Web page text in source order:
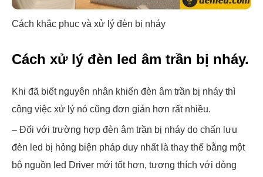
Cách khắc phục và xử lý đèn bị nháy
Cách xử lý đèn led âm trần bị nháy.
Khi đã biết nguyên nhân khiến đèn âm trần bị nháy thì
công việc xử lý nó cũng đơn giản hơn rất nhiều.
– Đối với trường hợp đèn âm trần bị nháy do chấn lưu
đèn led bị hỏng biện pháp duy nhất là thay thế bằng một
bộ nguồn led Driver mới tốt hơn, tương thích với dòng